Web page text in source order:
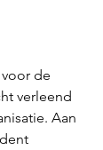
de
verleend
Aan